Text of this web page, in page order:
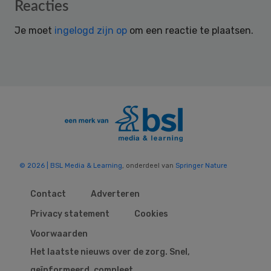
Reader
Reacties
Je moet ingelogd zijn op om een reactie te plaatsen.
© 2026 | BSL Media & Learning, onderdeel van Springer Nature
Contact
Adverteren
Privacy statement
Cookies
Voorwaarden
Het laatste nieuws over de zorg. Snel,